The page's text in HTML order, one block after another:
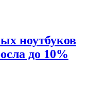
ноутбуков
до 10%